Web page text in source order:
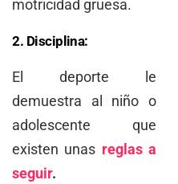
motricidad gruesa.
2. Disciplina:
El deporte le
demuestra al niño o
adolescente que
existen unas reglas a
seguir.